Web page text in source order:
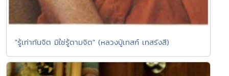
"รู้เท่าทันจิต มิใช่รู้ตามจิต" (หลวงปู่เทสก์ เทสรังสี)